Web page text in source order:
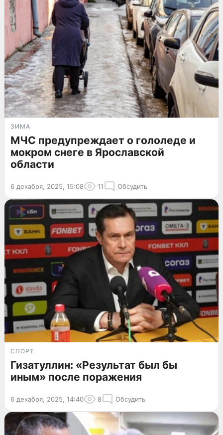
ЗИМА
МЧС предупреждает о гололеде и
мокром снеге в Ярославской
области
6 декабря, 2025, 15:08 11 Обсудить
СПОРТ
Гизатуллин: «Результат был бы
иным» после поражения
6 декабря, 2025, 14:40 8 Обсудить